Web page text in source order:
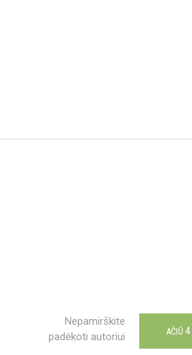
Nepamirškite
padėkoti autoriui
AČIŪ 4